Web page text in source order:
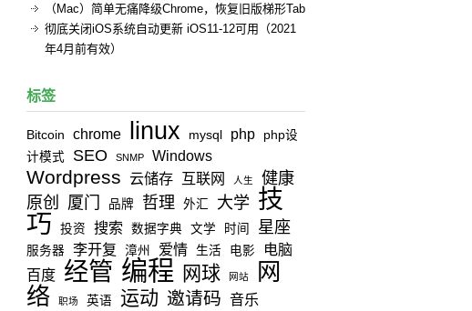
（Mac）简单无痛降级Chrome，恢复旧版梯形Tab
彻底关闭iOS系统自动更新 iOS11-12可用（2021
年4月前有效）
标签
Bitcoin chrome linux mysql php
php设
计模式
SEO SNMP Windows
Wordpress 云储存 互联网 人生
健康
原创
厦门 品牌 哲理 外汇 大学 技
巧
投资 搜索 数据字典 文学 时间 星座
服务器 李开复 漳州 爱情 生活 电影
电脑
百度 经管 编程 网球 网站
网
络
职场 英语 运动 邀请码 音乐